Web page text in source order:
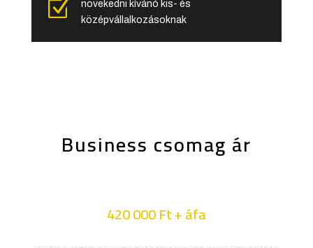
Z
növekedni kívánó kis- és
középvállalkozásoknak
Business csomag ár
420 000 Ft + áfa